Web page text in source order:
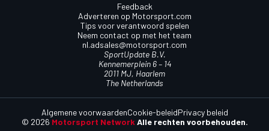
Feedback
Adverteren op Motorsport.com
Tips voor verantwoord spelen
Neem contact op met het team
nl.adsales@motorsport.com
SportUpdate B.V.
Kennemerplein 6 – 14
2011 MJ, Haarlem
The Netherlands
© 2026 Motorsport Network Alle rechten voorbehouden.
Algemene voorwaardenCookie-beleidPrivacy beleid